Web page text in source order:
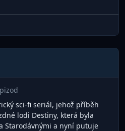
sci-fi seriál, jehož příběh
lodi Destiny, která byla
Starodávnými a nyní putuje